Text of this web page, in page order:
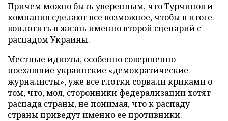
Причем можно быть уверенным, что Турчинов и
компания сделают все возможное, чтобы в итоге
воплотить в жизнь именно второй сценарий с
распадом Украины.
Местные идиоты, особенно совершенно
поехавшие украинские «демократические
журналисты», уже все глотки сорвали криками о
том, что, мол, сторонники федерализации хотят
распада страны, не понимая, что к распаду
страны приведут именно ее противники.